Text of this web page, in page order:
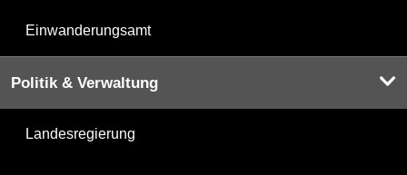
Einwanderungsamt
Politik & Verwaltung
Landesregierung